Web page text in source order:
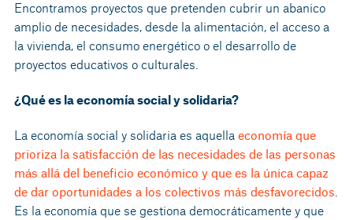
Encontramos proyectos que pretenden cubrir un abanico
amplio de necesidades, desde la alimentación, el acceso a
la vivienda, el consumo energético o el desarrollo de
proyectos educativos o culturales.
¿Qué es la economía social y solidaria?
La economía social y solidaria es aquella economía que
prioriza la satisfacción de las necesidades de las personas
más allá del beneficio económico y que es la única capaz
de dar oportunidades a los colectivos más desfavorecidos
Es la economía que se gestiona democráticamente y que